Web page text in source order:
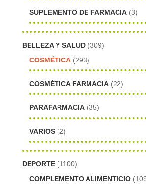
SUPLEMENTO DE FARMACIA (3)
BELLEZA Y SALUD (309)
COSMÉTICA (293)
COSMÉTICA FARMACIA (22)
PARAFARMACIA (35)
VARIOS (2)
DEPORTE (1100)
COMPLEMENTO ALIMENTICIO